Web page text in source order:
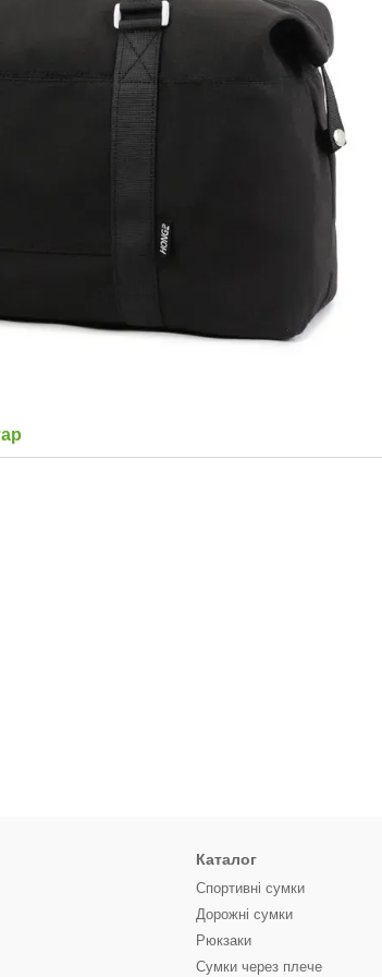
Каталог
Спортивні сумки
Дорожні сумки
Рюкзаки
Сумки через плече